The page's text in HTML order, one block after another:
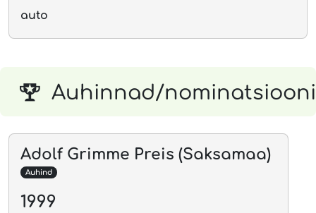
auto
Auhinnad/
Adolf Grimme Preis (Saksamaa)
Auhind
1999